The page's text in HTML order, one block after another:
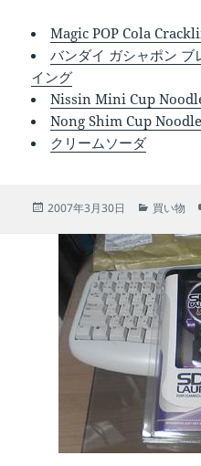
Magic POP Cola
バンダイ ガシャポン ブ
イング
Nissin Mini Cup
Nong Shim Cup
クリームソーダ
投
2007年3月30日
カ
ゴ
リ
ー
買い物